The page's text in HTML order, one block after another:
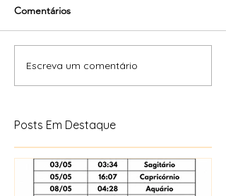
Comentários
Escreva um comentário
Posts Em Destaque